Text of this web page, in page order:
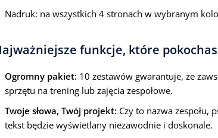
Nadruk: na wszystkich 4 stronach w wybranym
funkcje, które
Ogromny pakiet: 10 zestawów gwarantuje, że
sprzętu na trening lub zajęcia zespołowe.
Twoje słowa, Twój projekt: Czy to nazwa zespołu,
tekst będzie wyświetlany niezawodnie i doskonale.